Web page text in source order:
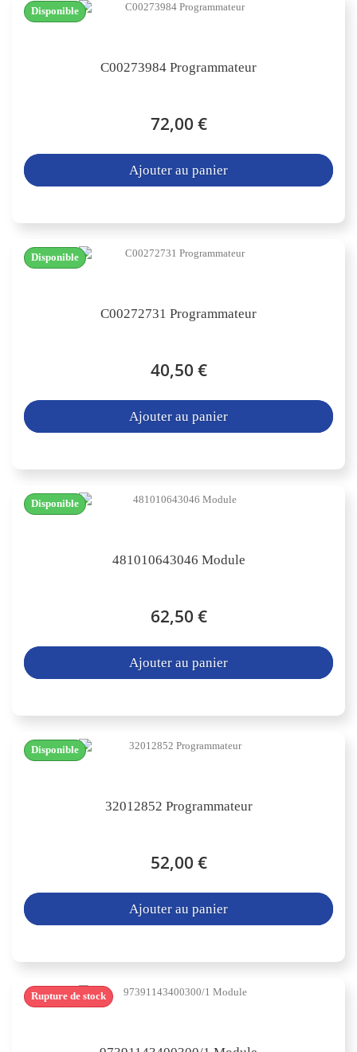
C00273984 Programmateur
72,00 €
Disponible
Ajouter au panier
C00272731 Programmateur
40,50 €
Disponible
Ajouter au panier
481010643046 Module
62,50 €
Disponible
Ajouter au panier
32012852 Programmateur
52,00 €
Disponible
Ajouter au panier
Rupture de stock